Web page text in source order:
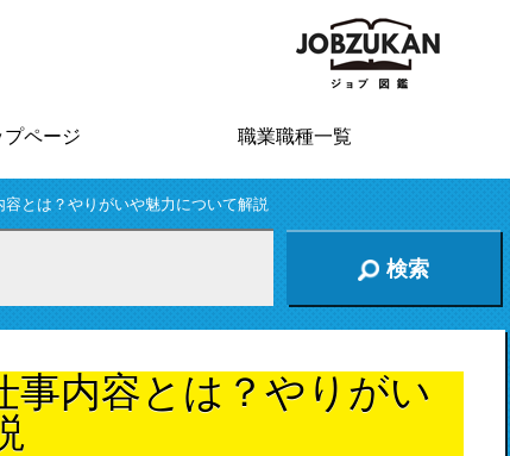
プページ 職業職種一覧
とは？やりがいや魅力について解説
検索
事内容とは？やりがい